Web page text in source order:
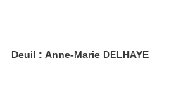
Deuil : Anne-Marie DELHAYE